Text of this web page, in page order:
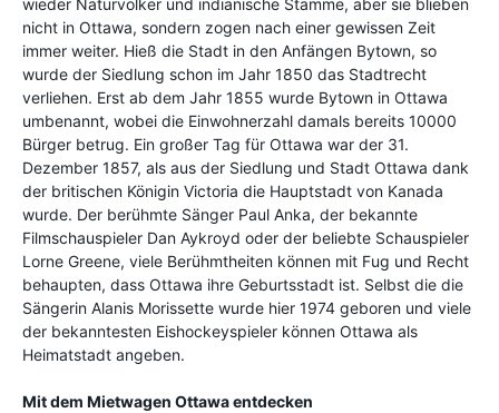
wieder Naturvölker und indianische Stämme, aber sie blieben
nicht in Ottawa, sondern zogen nach einer gewissen Zeit
immer weiter. Hieß die Stadt in den Anfängen Bytown, so
wurde der Siedlung schon im Jahr 1850 das Stadtrecht
verliehen. Erst ab dem Jahr 1855 wurde Bytown in Ottawa
umbenannt, wobei die Einwohnerzahl damals bereits 10000
Bürger betrug. Ein großer Tag für Ottawa war der 31.
Dezember 1857, als aus der Siedlung und Stadt Ottawa dank
der britischen Königin Victoria die Hauptstadt von Kanada
wurde. Der berühmte Sänger Paul Anka, der bekannte
Filmschauspieler Dan Aykroyd oder der beliebte Schauspieler
Lorne Greene, viele Berühmtheiten können mit Fug und Recht
behaupten, dass Ottawa ihre Geburtsstadt ist. Selbst die die
Sängerin Alanis Morissette wurde hier 1974 geboren und viele
der bekanntesten Eishockeyspieler können Ottawa als
Heimatstadt angeben.
Mit dem Mietwagen Ottawa entdecken